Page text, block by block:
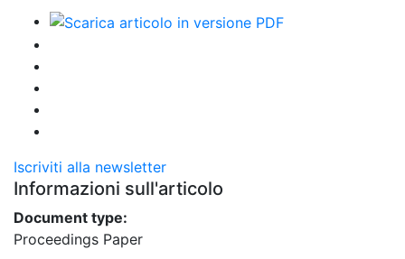
Iscriviti alla newsletter
Informazioni sull'articolo
Document type:
Proceedings Paper